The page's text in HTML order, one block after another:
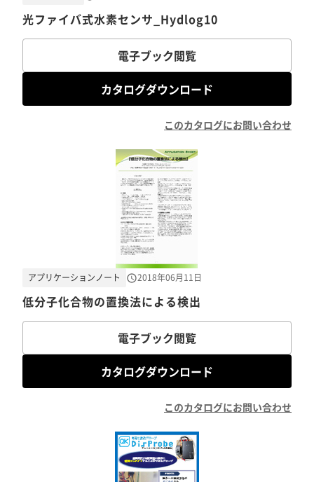
光ファイバ式水素センサ_Hydlog10
電子ブック閲覧
カタログダウンロード
このカタログにお問い合わせ
低分子化合物の置換法による検出
アプリケーションノート 2018年06月11日
電子ブック閲覧
カタログダウンロード
このカタログにお問い合わせ